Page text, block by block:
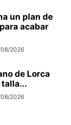
un plan de
acabar
2026
de Lorca
2026